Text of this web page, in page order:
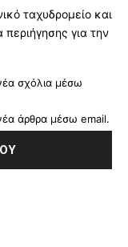
ταχυδρομείο και
για την
σχόλια μέσω
άρθρα μέσω email.